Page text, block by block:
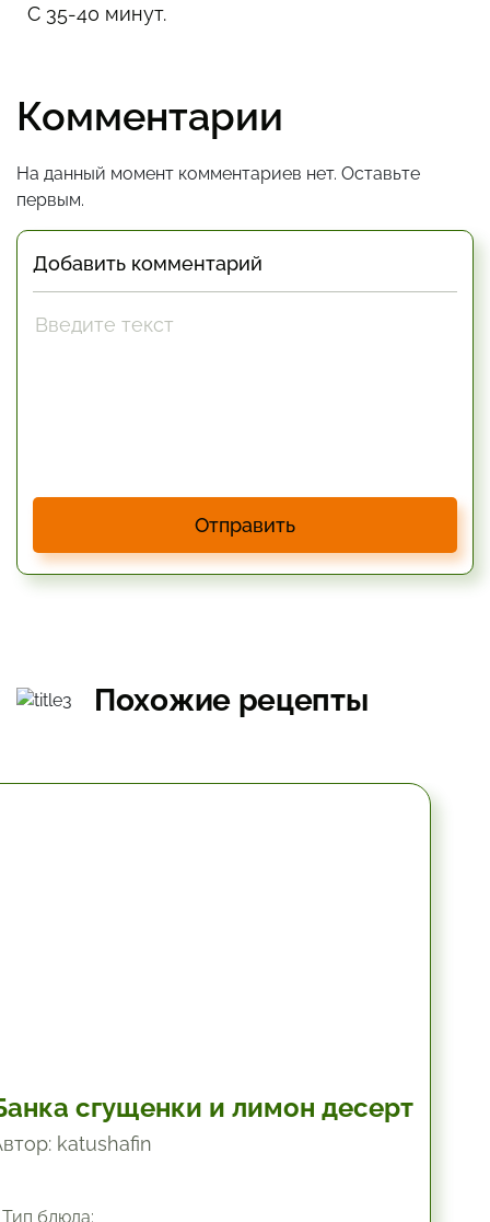
С 35-40 минут.
Комментарии
На данный момент комментариев нет. Оставьте
первым.
Добавить комментарий
Отправить
Похожие рецепты
сгущенки и лимон десерт
katushafin
блюда: